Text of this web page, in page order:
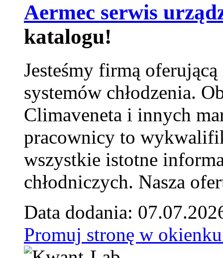
Aermec serwis
katalogu!
Jesteśmy firmą
systemów chłodzenia.
Climaveneta i innych
pracownicy to
wszystkie istotne
chłodniczych. Nasza
Data dodania:
Promuj stronę w